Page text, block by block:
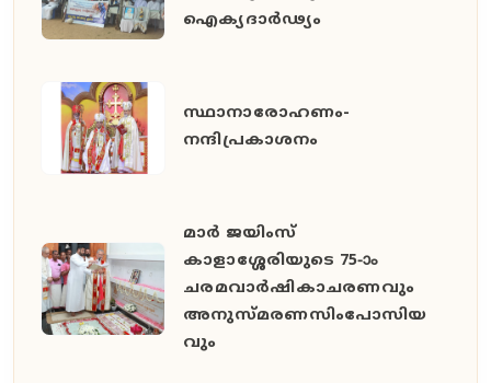
ഐക്യദാർഢ്യം
സ്ഥാനാരോഹണം-
നന്ദിപ്രകാശനം
മാർ ജയിംസ്
കാളാശ്ശേരിയുടെ 75-ാം
ചരമവാർഷികാചരണവും
അനുസ്മരണസിംപോസിയ
വും